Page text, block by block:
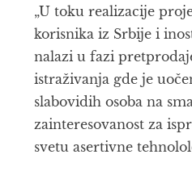
„U toku realizacije
korisnika iz Srbije i
nalazi u fazi
istraživanja gde je
slabovidih osoba na
zainteresovanost za
svetu asertivne